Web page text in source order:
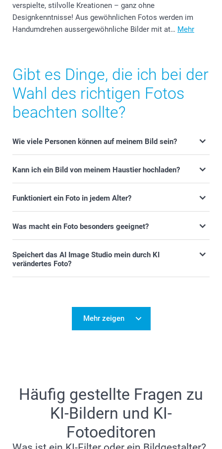
verspielte, stilvolle Kreationen – ganz ohne
Designkenntnisse! Aus gewöhnlichen Fotos werden im
Handumdrehen aussergewöhnliche Bilder mit at… Mehr
Gibt es Dinge, die ich bei der
Wahl des richtigen Fotos
beachten sollte?
Wie viele Personen können auf meinem Bild sein?
Kann ich ein Bild von meinem Haustier hochladen?
Funktioniert ein Foto in jedem Alter?
Was macht ein Foto besonders geeignet?
Speichert das AI Image Studio mein durch KI
verändertes Foto?
Mehr zeigen
Häufig gestellte Fragen zu
KI-Bildern und KI-
Fotoeditoren